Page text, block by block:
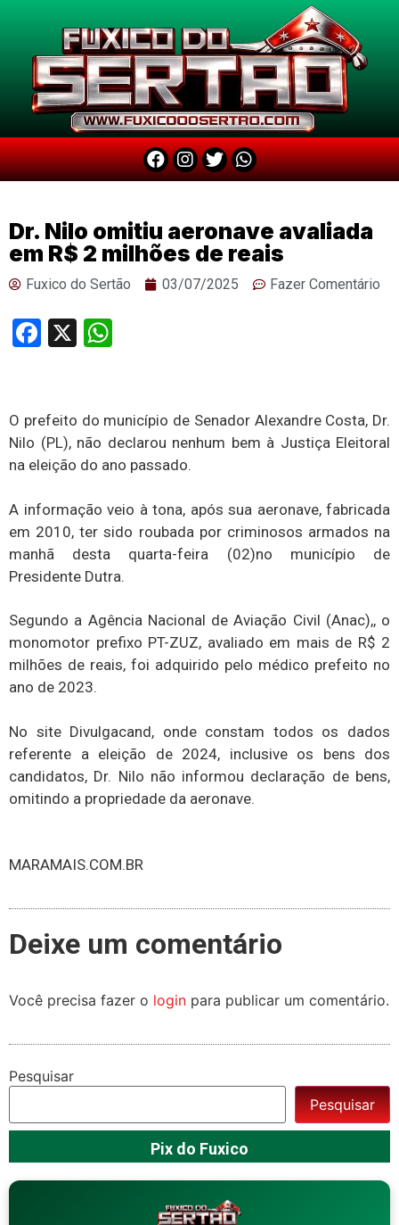
Dr. Nilo omitiu aeronave avaliada
em R$ 2 milhões de reais
Fuxico do Sertão 03/07/2025 Fazer Comentário
Facebook
X
O prefeito do município de Senador Alexandre Costa, Dr.
Nilo (PL), não declarou nenhum bem à Justiça Eleitoral
na eleição do ano passado.
A informação veio à tona, após sua aeronave, fabricada
em 2010, ter sido roubada por criminosos armados na
manhã desta quarta-feira (02)no município de
Presidente Dutra.
Segundo a Agência Nacional de Aviação Civil (Anac),, o
monomotor prefixo PT-ZUZ, avaliado em mais de R$ 2
milhões de reais, foi adquirido pelo médico prefeito no
ano de 2023.
No site Divulgacand, onde constam todos os dados
referente a eleição de 2024, inclusive os bens dos
candidatos, Dr. Nilo não informou declaração de bens,
omitindo a propriedade da aeronave.
MARAMAIS.COM.BR
Deixe um comentário
Você precisa fazer o login para publicar um comentário.
Pesquisar
Pesquisar
Pix do Fuxico